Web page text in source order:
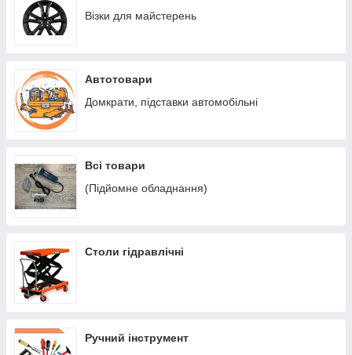
Візки для майстерень
Автотовари
Домкрати, підставки автомобільні
Всі товари
(Підйомне обладнання)
Столи гідравлічні
Ручний інструмент